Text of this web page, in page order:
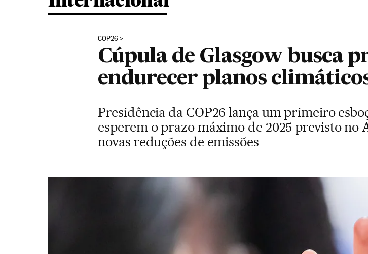
COP26
Cúpula de Glasgow busca
endurecer planos
Presidência da COP26 lança um primeiro
esperem o prazo máximo de 2025 previsto no
novas reduções de emissões